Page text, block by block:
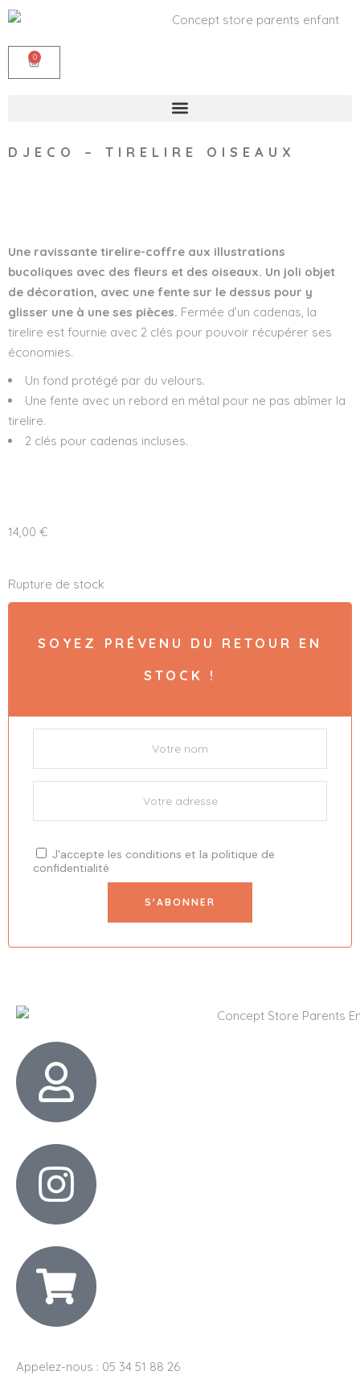
0
DJECO – TIRELIRE OISEAUX
Une ravissante tirelire-coffre aux illustrations
bucoliques avec des fleurs et des oiseaux. Un joli objet
de décoration, avec une fente sur le dessus pour y
glisser une à une ses pièces. Fermée d’un cadenas, la
tirelire est fournie avec 2 clés pour pouvoir récupérer ses
économies.
Un fond protégé par du velours.
Une fente avec un rebord en métal pour ne pas abîmer la
tirelire.
2 clés pour cadenas incluses.
14,00 €
Rupture de stock
SOYEZ PRÉVENU DU RETOUR EN
STOCK !
J'accepte les conditions et la politique de
confidentialité
Appelez-nous : 05 34 51 88 26